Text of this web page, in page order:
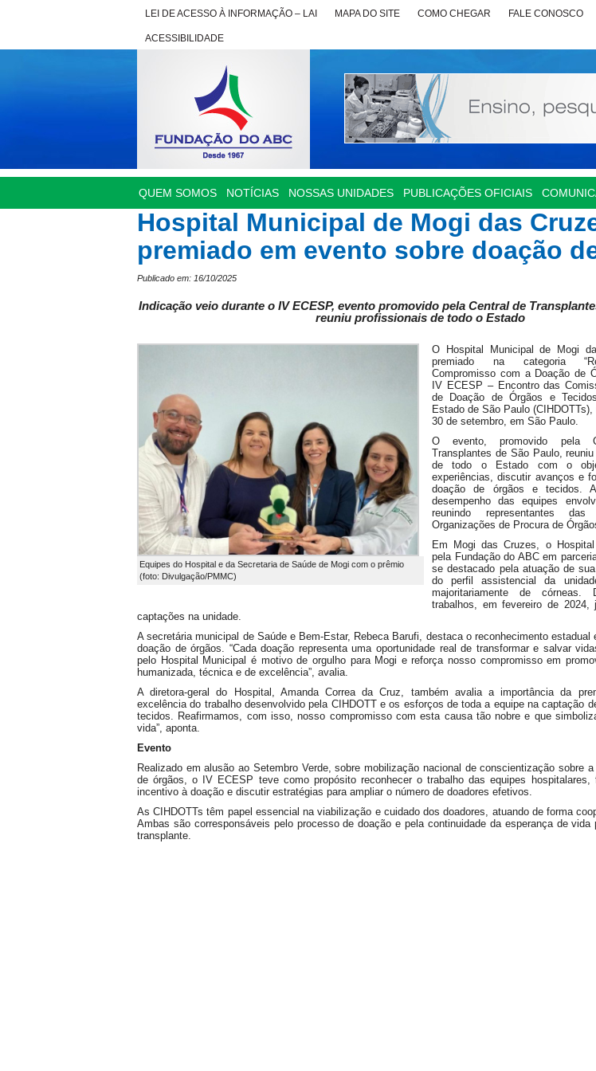
LEI DE ACESSO À INFORMAÇÃO – LAI MAPA DO SITE COMO CHEGAR FALE CONOSCO
ACESSIBILIDADE
QUEM SOMOS NOTÍCIAS NOSSAS UNIDADES PUBLICAÇÕES OFICIAIS
Hospital Municipal de Mogi das
premiado em evento sobre doação
Publicado em: 16/10/2025
Indicação veio durante o IV ECESP, evento promovido pela Central de
reuniu profissionais de todo o Estado
Equipes do Hospital e da Secretaria de Saúde de Mogi com o prêmio
(foto: Divulgação/PMMC)
O Hospital Municipal de Mogi
premiado na categoria
Compromisso com a Doação de
IV ECESP – Encontro das
de Doação de Órgãos e
Estado de São Paulo
30 de setembro, em São Paulo.
O evento, promovido pela
Transplantes de São Paulo,
de todo o Estado com o
experiências, discutir avanços e
doação de órgãos e tecidos.
desempenho das equipes
reunindo representantes
Organizações de Procura de
Em Mogi das Cruzes, o
pela Fundação do ABC em
se destacado pela atuação de
do perfil assistencial da
majoritariamente de
trabalhos, em fevereiro de 2024,
captações na unidade.
A secretária municipal de Saúde e Bem-Estar, Rebeca Barufi, destaca o reconhecimento estadual
doação de órgãos. “Cada doação representa uma oportunidade real de transformar e salvar
pelo Hospital Municipal é motivo de orgulho para Mogi e reforça nosso compromisso em
humanizada, técnica e de excelência”, avalia.
A diretora-geral do Hospital, Amanda Correa da Cruz, também avalia a importância da
excelência do trabalho desenvolvido pela CIHDOTT e os esforços de toda a equipe na captação
tecidos. Reafirmamos, com isso, nosso compromisso com esta causa tão nobre e que
vida”, aponta.
Evento
Realizado em alusão ao Setembro Verde, sobre mobilização nacional de conscientização sobre
de órgãos, o IV ECESP teve como propósito reconhecer o trabalho das equipes hospitalares,
incentivo à doação e discutir estratégias para ampliar o número de doadores efetivos.
As CIHDOTTs têm papel essencial na viabilização e cuidado dos doadores, atuando de forma
Ambas são corresponsáveis pelo processo de doação e pela continuidade da esperança de vida
transplante.